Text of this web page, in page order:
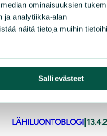
ominaisuuksien
ja analytiikka-alan
näitä tietoja muihin
Salli evästeet
LÄHILUONTOBLOGI